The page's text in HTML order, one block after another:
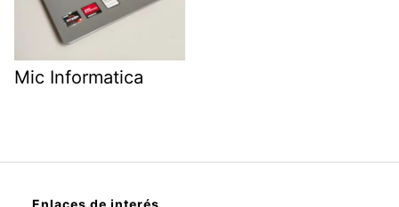
Mic Informatica
Enlaces de interés